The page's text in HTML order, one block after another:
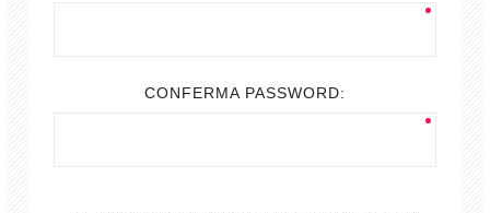
CONFERMA PASSWORD: